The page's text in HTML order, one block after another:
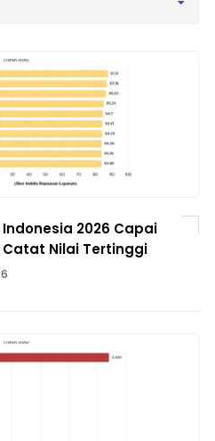
2026 Capai
Catat Nilai Tertinggi